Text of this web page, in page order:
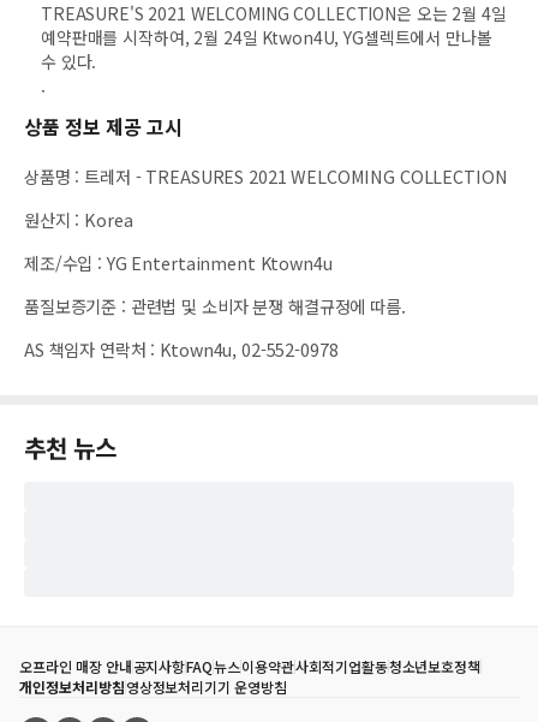
TREASURE'S 2021 WELCOMING COLLECTION은 오는 2월 4일
예약판매를 시작하여, 2월 24일 Ktwon4U, YG셀렉트에서 만나볼
수 있다.
.
상품 정보 제공 고시
상품명 : 트레저 - TREASURES 2021 WELCOMING COLLECTION
원산지 : Korea
제조/수입 :YG Entertainment Ktown4u
품질보증기준 : 관련법 및 소비자 분쟁 해결규정에 따름.
AS 책임자 연락처 : Ktown4u, 02-552-0978
추천 뉴스
오프라인 매장 안내공지사항FAQ뉴스이용약관사회적기업활동청소년보호정책
개인정보처리방침영상정보처리기기 운영방침